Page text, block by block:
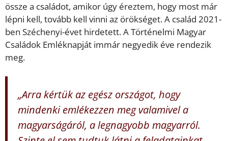
össze a családot, amikor úgy éreztem, hogy most már
lépni kell, tovább kell vinni az örökséget. A család 2021-
ben Széchenyi-évet hirdetett. A Történelmi Magyar
Családok Emléknapját immár negyedik éve rendezik
meg.
„Arra kértük az egész országot, hogy
mindenki emlékezzen meg valamivel a
magyarságáról, a legnagyobb magyarról.